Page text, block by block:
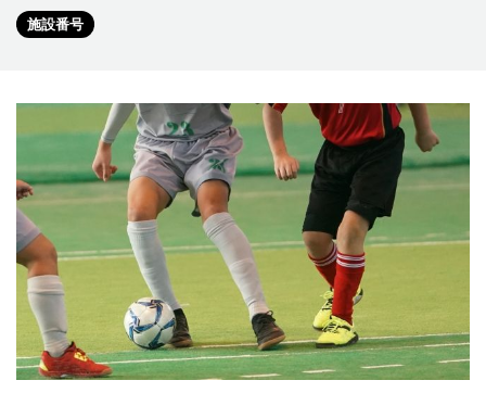
施設番号